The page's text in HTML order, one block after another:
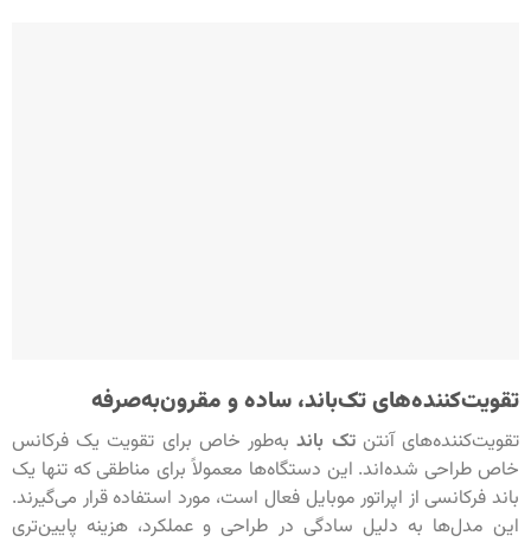
تقویت‌کننده‌های تک‌باند، ساده و مقرون‌به‌صرفه
تقویت‌کننده‌های آنتنتک باندبه‌طور خاص برای تقویت یک فرکانس
خاص طراحی شده‌اند. این دستگاه‌ها معمولاً برای مناطقی که تنها یک
باند فرکانسی از اپراتور موبایل فعال است، مورد استفاده قرار می‌گیرند.
این مدل‌ها به دلیل سادگی در طراحی و عملکرد، هزینه پایین‌تری